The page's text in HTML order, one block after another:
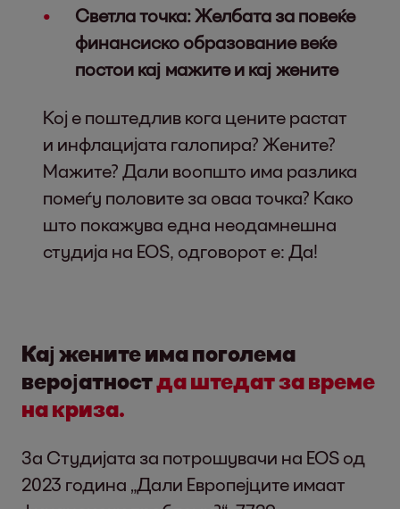
Светла точка: Желбата за повеќе
финансиско образование веќе
постои кај мажите и кај жените
Кој е поштедлив кога цените растат
и инфлацијата галопира? Жените?
Мажите? Дали воопшто има разлика
помеѓу половите за оваа точка? Како
што покажува една неодамнешна
студија на EOS, одговорот е: Да!
Кај жените има поголема
веројатностда штедат за време
на криза.
За Студијата за потрошувачи на EOS од
2023 година „Дали Европејците имаат